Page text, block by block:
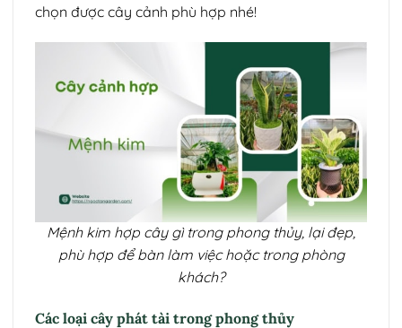
chọn được cây cảnh phù hợp nhé!
Mệnh kim hợp cây gì trong phong thủy, lại đẹp,
phù hợp để bàn làm việc hoặc trong phòng
khách?
Các loại cây phát tài trong phong thủy